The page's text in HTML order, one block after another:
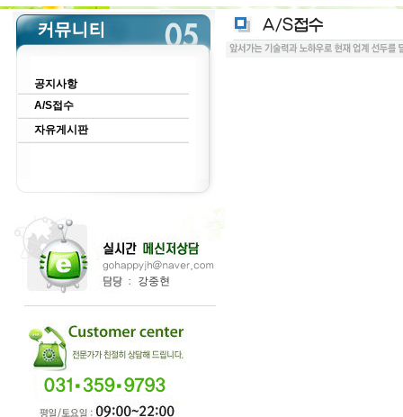
공지사항
A/S접수
자유게시판